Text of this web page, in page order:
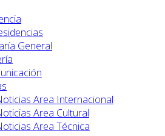
General
Area Internacional
Area Cultural
Area Técnica